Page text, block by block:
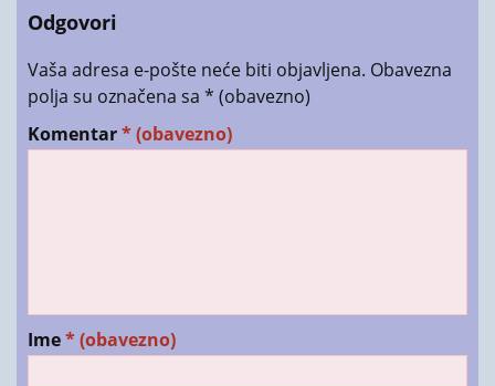
Odgovori
Vaša adresa e-pošte neće biti objavljena. Obavezna
polja su označena sa * (obavezno)
Komentar* (obavezno)
Ime* (obavezno)